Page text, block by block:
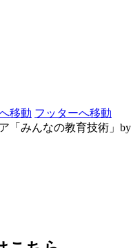
移動 フッターへ移動
「みんなの教育技術」by